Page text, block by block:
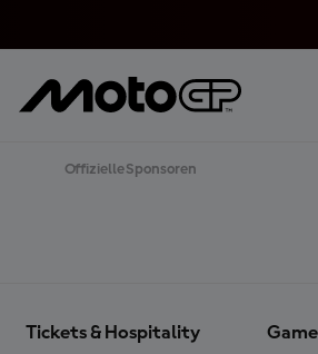
Offizielle Sponsoren
Tickets & Hospitality